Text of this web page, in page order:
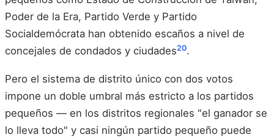
Poder de la Era, Partido Verde y Partido
Socialdemócrata han obtenido escaños a nivel de
concejales de condados y ciudades20.
Pero el sistema de distrito único con dos votos
impone un doble umbral más estricto a los partidos
pequeños — en los distritos regionales "el ganador se
lo lleva todo" y casi ningún partido pequeño puede